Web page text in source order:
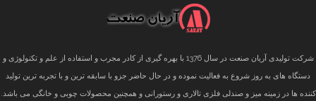
شرکت تولیدی آریان صنعت در سال 1376 با بهره گیری از کادر مجرب و استفاده از علم و تکنولوژی و
دستگاه های به روز شروع به فعالیت نموده و در حال حاضر جزو با سابقه ترین و با تجربه ترین تولید
کننده ها در زمینه میز و صندلی فلزی تالاری و رستورانی و همچنین محصولات چوبی و خانگی می باشد.